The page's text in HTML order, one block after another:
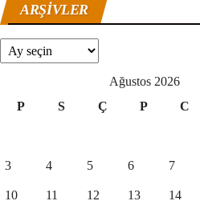
ARŞIVLER
Arşivler
Ağustos 2026
P
S Ç P C
3 4 5 6 7
10 11 12 13 14